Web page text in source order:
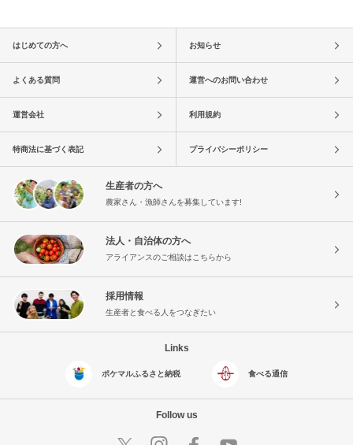
はじめての方へ お知らせ
よくある質問 運営へのお問い合わせ
運営会社 利用規約
特商法に基づく表記 プライバシーポリシー
生産者の方へ
農家さん・漁師さんを募集しています!
法人・自治体の方へ
アライアンスのご相談はこちらから
採用情報
生産者と食べる人をつなぎたい
Links
ポケマルふるさと納税 食べる通信
Follow us